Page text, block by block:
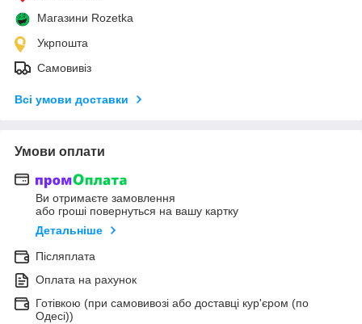
Магазини Rozetka
Укрпошта
Самовивіз
Всі умови доставки
Умови оплати
Ви отримаєте замовлення
або гроші повернуться на вашу картку
Детальніше
Післяплата
Оплата на рахунок
Готівкою (при самовивозі або доставці кур'єром (по
Одесі))